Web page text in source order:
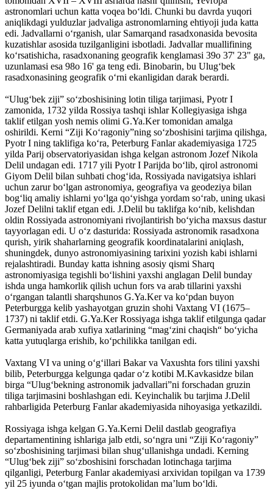
astronomlari uchun katta voqea bo‘ldi. Chunki bu davrda yuqori
aniqlikdagi yulduzlar jadvaliga astronomlarning ehtiyoji juda katta
edi. Jadvallarni o‘rganish, ular Samarqand rasadxonasida bevosita
kuzatishlar asosida tuzilganligini isbotladi. Jadvallar muallifining
ko‘rsatishicha, rasadxonaning geografik kenglamasi 39o 37' 23" ga,
uzunlamasi esa 98o 16' ga teng edi. Binobarin, bu Ulug‘bek
rasadxonasining geografik o‘rni ekanligidan darak berardi.
“Ulug‘bek ziji” so‘zboshisining lotin tiliga tarjimasi, Pyotr I
zamonida, 1732 yilda Rossiya tashqi ishlar Kollegiyasiga ishga
taklif etilgan yosh nemis olimi G.Ya.Ker tomonidan amalga
oshirildi. Kerni “Ziji Ko‘ragoniy”ning so‘zboshisini tarjima qilishga,
Pyotr I ning taklifiga ko‘ra, Peterburg Fanlar akademiyasiga 1725
yilda Parij observatoriyasidan ishga kelgan astronom Jozef Nikola
Delil undagan edi. 1717 yili Pyotr I Parijda bo‘lib, qirol astronomi
Giyom Delil bilan suhbati chog‘ida, Rossiyada navigatsiya ishlari
uchun zarur bo‘lgan astronomiya, geografiya va geodeziya bilan
bog‘liq amaliy ishlarni yo‘lga qo‘yishga yordam so‘rab, uning ukasi
Jozef Delilni taklif etgan edi. J.Delil bu taklifga ko‘nib, kelishdan
oldin Rossiyada astronomiyani rivojlantirish bo‘yicha maxsus dastur
tayyorlagan edi. U o‘z dasturida: Rossiyada astronomik rasadxona
qurish, yirik shaharlarning geografik koordinatalarini aniqlash,
shuningdek, dunyo astronomiyasining tarixini yozish kabi ishlarni
rejalashtiradi. Bunday katta ishning asosiy qismi Sharq
astronomiyasiga tegishli bo‘lishini yaxshi anglagan Delil bunday
ishda unga hamkorlik qilish uchun fors va arab tillarini yaxshi
o‘rgangan talantli sharqshunos G.Ya.Ker va ko‘pdan buyon
Peterburgga kelib yashayotgan gruzin shohi Vaxtang VI (1675–
1737) ni taklif etdi. G.Ya.Ker Rossiyaga ishga taklif etilgunga qadar
Germaniyada arab xufiya xatlarining “mag‘zini chaqish“ bo‘yicha
katta yutuqlarga erishib, ko‘pchilikka tanilgan edi.
Vaxtang VI va uning o‘g‘illari Bakar va Vaxushta fors tilini yaxshi
bilib, Peterburgga kelgunga qadar o‘z kotibi M.Kavkasidze bilan
birga “Ulug‘bekning astronomik jadvallari”ni forschadan gruzin
tiliga tarjimasini boshlashgan edi. Keyinchalik bu tarjima J.Delil
rahbarligida Peterburg Fanlar akademiyasida nihoyasiga yetkazildi.
Rossiyaga ishga kelgan G.Ya.Kerni Delil dastlab geografiya
departamentining ishlariga jalb etdi, so‘ngra uni “Ziji Ko‘ragoniy”
so‘zboshisining tarjimasi bilan shug‘ullanishga undadi. Kerning
“Ulug‘bek ziji” so‘zboshisini forschadan lotinchaga tarjima
qilganligi, Peterburg Fanlar akademiyasi arxividan topilgan va 1739
yil 25 iyunda o‘tgan majlis protokolidan ma’lum bo‘ldi.